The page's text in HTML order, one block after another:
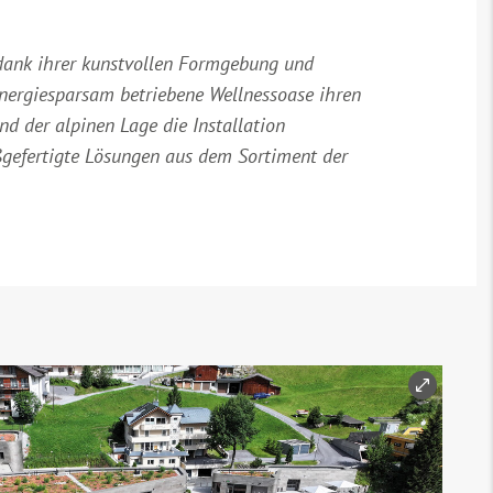
ihrer kunstvollen Formgebung und
betriebene Wellnessoase ihren
der alpinen Lage die Installation
Lösungen aus dem Sortiment der